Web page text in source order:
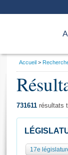
Vous
Accueil
731611 résultats
17e